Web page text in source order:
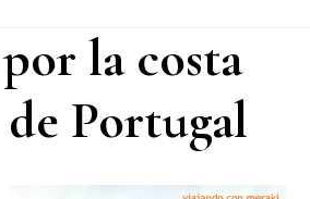
la costa
Portugal